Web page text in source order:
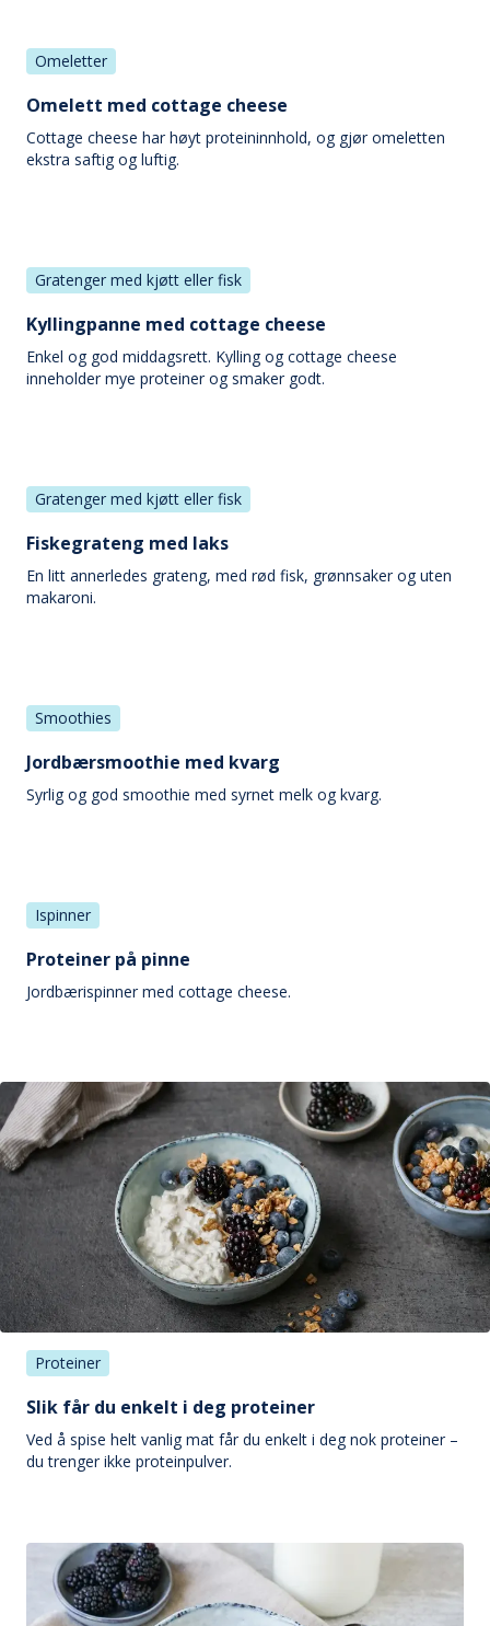
Omeletter
Omelett med cottage cheese
Cottage cheese har høyt proteininnhold, og gjør omeletten
ekstra saftig og luftig.
Gratenger med kjøtt eller fisk
Kyllingpanne med cottage cheese
Enkel og god middagsrett. Kylling og cottage cheese
inneholder mye proteiner og smaker godt.
Gratenger med kjøtt eller fisk
Fiskegrateng med laks
En litt annerledes grateng, med rød fisk, grønnsaker og uten
makaroni.
Smoothies
Jordbærsmoothie med kvarg
Syrlig og god smoothie med syrnet melk og kvarg.
Ispinner
Proteiner på pinne
Jordbærispinner med cottage cheese.
Proteiner
Slik får du enkelt i deg proteiner
Ved å spise helt vanlig mat får du enkelt i deg nok proteiner –
du trenger ikke proteinpulver.